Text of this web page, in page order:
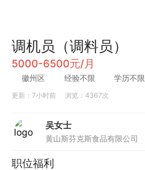
调机员（调料员）
5000-6500元/月
徽州区 经验不限 学历不限
更新：7小时前 浏览：4367次
吴女士
黄山斯芬克斯食品有限公司
职位福利